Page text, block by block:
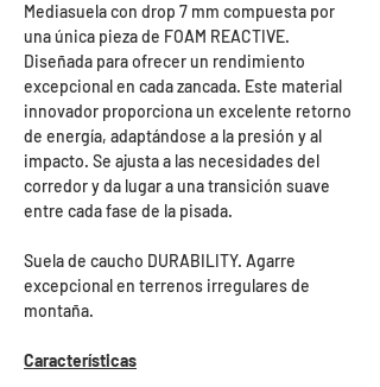
Mediasuela con drop 7 mm compuesta por
una única pieza de FOAM REACTIVE.
Diseñada para ofrecer un rendimiento
excepcional en cada zancada. Este material
innovador proporciona un excelente retorno
de energía, adaptándose a la presión y al
impacto. Se ajusta a las necesidades del
corredor y da lugar a una transición suave
entre cada fase de la pisada.
Suela de caucho DURABILITY. Agarre
excepcional en terrenos irregulares de
montaña.
Características